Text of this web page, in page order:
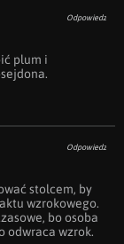
Odpowiedz
plum i
Odpowiedz
stolcem, by
wzrokowego.
bo osoba
odwraca wzrok.